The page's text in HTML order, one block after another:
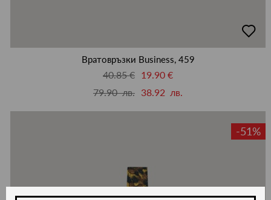
в
Вратовръзки Business, 459
40.85 € 19.90 €
79.90 лв. 38.92 лв.
-51%